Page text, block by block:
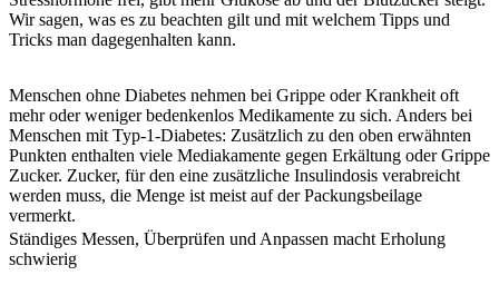
Wir sagen, was es zu beachten gilt und mit welchem Tipps und
Tricks man dagegenhalten kann.
Menschen ohne Diabetes nehmen bei Grippe oder Krankheit oft
mehr oder weniger bedenkenlos Medikamente zu sich. Anders bei
Menschen mit Typ-1-Diabetes: Zusätzlich zu den oben erwähnten
Punkten enthalten viele Mediakamente gegen Erkältung oder Grippe
Zucker. Zucker, für den eine zusätzliche Insulindosis verabreicht
werden muss, die Menge ist meist auf der Packungsbeilage
vermerkt.
Ständiges Messen, Überprüfen und Anpassen macht Erholung
schwierig